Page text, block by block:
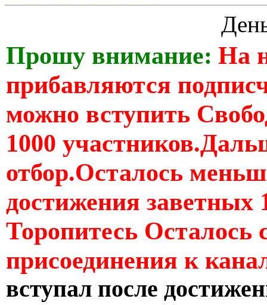
Прошу внимание: На
прибавляются
можно вступить
1000
отбор.Осталось
достижения заветных
Торопитесь Осталось
присоединения к
вступал после